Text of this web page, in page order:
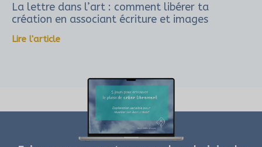
La lettre dans l’art : comment libérer ta
création en associant écriture et images
Lire l'article